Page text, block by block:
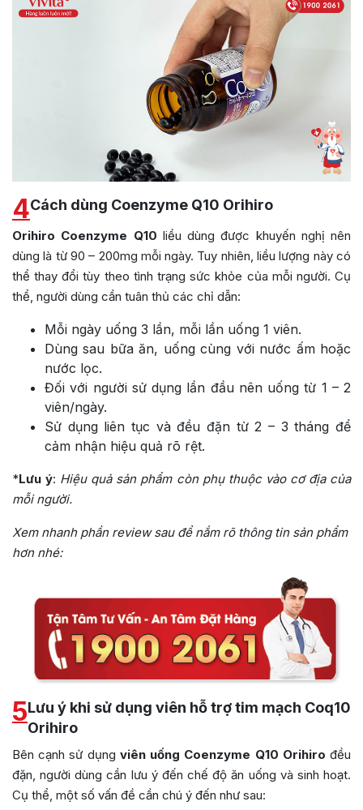
4Cách dùng Coenzyme Q10 Orihiro
Orihiro Coenzyme Q10 liều dùng được khuyến nghị nên
dùng là từ 90 – 200mg mỗi ngày. Tuy nhiên, liều lượng này có
thể thay đổi tùy theo tình trạng sức khỏe của mỗi người. Cụ
thể, người dùng cần tuân thủ các chỉ dẫn:
Mỗi ngày uống 3 lần, mỗi lần uống 1 viên.
Dùng sau bữa ăn, uống cùng với nước ấm hoặc
nước lọc.
Đối với người sử dụng lần đầu nên uống từ 1 – 2
viên/ngày.
Sử dụng liên tục và đều đặn từ 2 – 3 tháng để
cảm nhận hiệu quả rõ rệt.
*Lưu ý: Hiệu quả sản phẩm còn phụ thuộc vào cơ địa của
mỗi người.
Xem nhanh phần review sau để nắm rõ thông tin sản phẩm
hơn nhé:
5Lưu ý khi sử dụng viên hỗ trợ tim mạch Coq10
Orihiro
Bên cạnh sử dụng viên uống Coenzyme Q10 Orihiro đều
đặn, người dùng cần lưu ý đến chế độ ăn uống và sinh hoạt.
Cụ thể, một số vấn đề cần chú ý đến như sau: